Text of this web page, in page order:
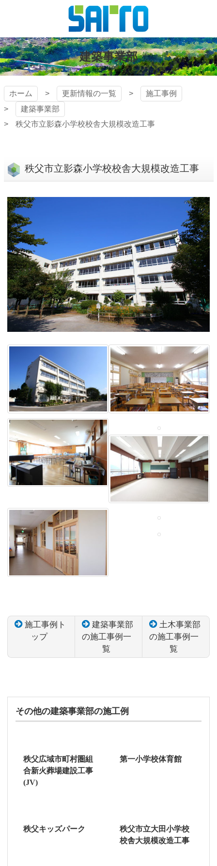
ン
ツ
本
文
へ
ス
キ
ッ
株式会社
斎藤組
建築事業部
ホーム 更新情報の一覧
施工事例
建築事業部
秩父市立影森小学校校舎大規模改造工事
秩父市立影森小学校校舎大規模改造工事
施工事例ト
ップ
建築事業部
の施工事例一
覧
土木事業部
の施工事例一
覧
その他の建築事業部の施工例
秩父広域市町村圏組
合新火葬場建設工事
(JV)
第一小学校体育館
秩父キッズパーク
秩父市立大田小学校
校舎大規模改造工事